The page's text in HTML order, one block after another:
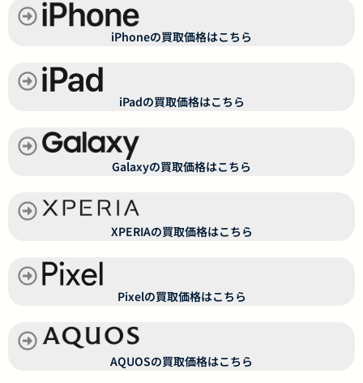
iPhoneの買取価格はこちら
iPadの買取価格はこちら
Galaxyの買取価格はこちら
XPERIAの買取価格はこちら
Pixelの買取価格はこちら
AQUOSの買取価格はこちら